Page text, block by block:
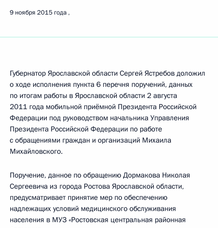
9 ноября 2015 года
Губернатор Ярославской области Сергей Ястребов доложил
о ходе исполнения пункта 6 перечня поручений, данных
по итогам работы в Ярославской области 2 августа
2011 года мобильной приёмной Президента Российской
Федерации под руководством начальника Управления
Президента Российской Федерации по работе
с обращениями граждан и организаций Михаила
Михайловского.
Поручение, данное по обращению Дормакова Николая
Сергеевича из города Ростова Ярославской области,
предусматривает принятие мер по обеспечению
надлежащих условий медицинского обслуживания
населения в МУЗ «Ростовская центральная районная